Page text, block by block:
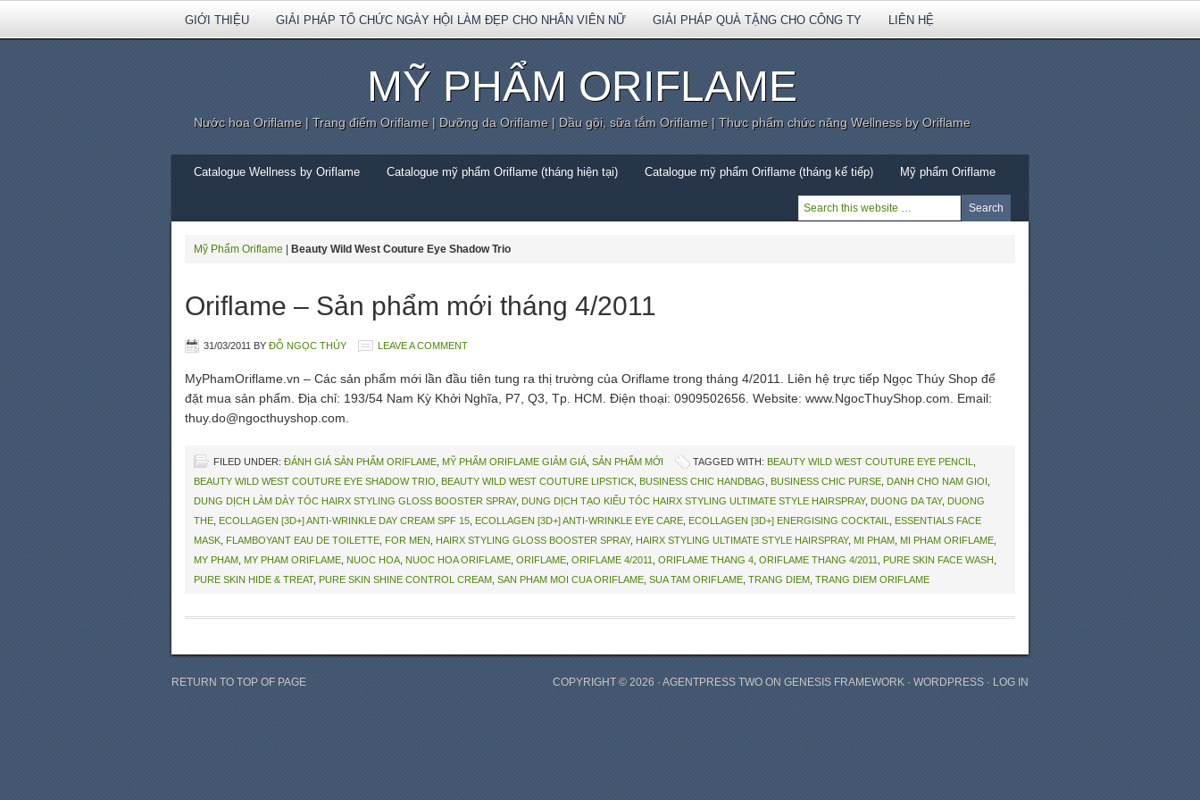
GIỚI THIỆU GIẢI PHÁP TỔ CHỨC NGÀY HỘI LÀM ĐẸP CHO NHÂN VIÊN NỮ GIẢI PHÁP QUÀ TẶNG CHO CÔNG TY LIÊN HỆ
MỸ PHẨM ORIFLAME
Nước hoa Oriflame | Trang điểm Oriflame | Dưỡng da Oriflame | Dầu gội, sữa tắm Oriflame | Thực phẩm chức năng Wellness by Oriflame
Catalogue Wellness by Oriflame Catalogue mỹ phẩm Oriflame (tháng hiện tại) Catalogue mỹ phẩm Oriflame (tháng kế tiếp) Mỹ phẩm Oriflame
Mỹ Phẩm Oriflame Beauty Wild West Couture Eye Shadow Trio
Oriflame – Sản phẩm mới tháng 4/2011
31/03/2011 BY ĐỖ NGỌC THÚY LEAVE A COMMENT
MyPhamOriflame.vn – Các sản phẩm mới lần đầu tiên tung ra thị trường của Oriflame trong tháng 4/2011. Liên hệ trực tiếp Ngọc Thúy Shop để
đặt mua sản phẩm. Địa chỉ: 193/54 Nam Kỳ Khởi Nghĩa, P7, Q3, Tp. HCM. Điện thoại: 0909502656. Website: www.NgocThuyShop.com. Email:
thuy.do@ngocthuyshop.com.
FILED UNDER: ĐÁNH GIÁ SẢN PHẨM ORIFLAME MỸ PHẨM ORIFLAME GIẢM GIÁ SẢN PHẨM MỚI TAGGED WITH: BEAUTY WILD WEST COUTURE EYE PENCIL
BEAUTY WILD WEST COUTURE EYE SHADOW TRIO
BEAUTY WILD WEST COUTURE LIPSTICK BUSINESS CHIC HANDBAG BUSINESS CHIC PURSE DANH CHO NAM GIOI
DUNG DỊCH LÀM DÀY TÓC HAIRX STYLING GLOSS BOOSTER SPRAY, DUNG DỊCH TẠO KIỂU TÓC HAIRX STYLING ULTIMATE STYLE HAIRSPRAY, DUONG DA TAY, DUONG
THE ECOLLAGEN [3D+] ANTI-WRINKLE DAY CREAM SPF 15 ECOLLAGEN [3D+] ANTI-WRINKLE EYE CARE ECOLLAGEN [3D+] ENERGISING COCKTAIL
ESSENTIALS FACE
MASK FLAMBOYANT EAU DE TOILETTE FOR MEN HAIRX STYLING GLOSS BOOSTER SPRAY, HAIRX STYLING ULTIMATE STYLE HAIRSPRAY, MI PHAM MI PHAM ORIFLAME
MY PHAM MY PHAM ORIFLAME NUOC HOA NUOC HOA ORIFLAME ORIFLAME ORIFLAME 4/2011 ORIFLAME THANG 4 ORIFLAME THANG 4/2011 PURE SKIN FACE WASH
PURE SKIN HIDE & TREAT, PURE SKIN SHINE CONTROL CREAM SAN PHAM MOI CUA ORIFLAME SUA TAM ORIFLAME TRANG DIEM TRANG DIEM ORIFLAME
RETURN TO TOP OF PAGE COPYRIGHT © 2026 ·AGENTPRESS TWOONGENESIS FRAMEWORK ·WORDPRESS ·LOG IN